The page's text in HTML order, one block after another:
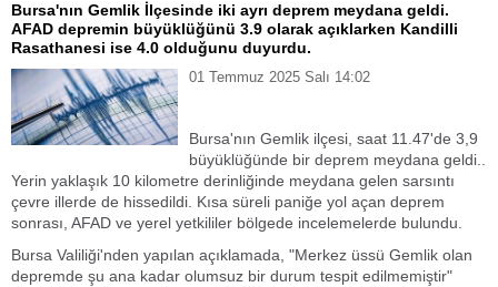
Bursa'nın Gemlik İlçesinde iki ayrı deprem meydana geldi.
AFAD depremin büyüklüğünü 3.9 olarak açıklarken Kandilli
Rasathanesi ise 4.0 olduğunu duyurdu.
01 Temmuz 2025 Salı 14:02
Bursa'nın Gemlik ilçesi, saat 11.47'de 3,9
büyüklüğünde bir deprem meydana geldi..
Yerin yaklaşık 10 kilometre derinliğinde meydana gelen sarsıntı
çevre illerde de hissedildi. Kısa süreli paniğe yol açan deprem
sonrası, AFAD ve yerel yetkililer bölgede incelemelerde bulundu.
Bursa Valiliği'nden yapılan açıklamada, "Merkez üssü Gemlik olan
depremde şu ana kadar olumsuz bir durum tespit edilmemiştir"